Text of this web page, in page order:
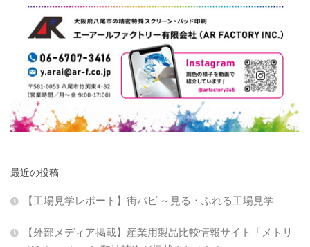
最近の投稿
【工場見学レポート】街パビ ～見る・ふれる工場見学
【外部メディア掲載】産業用製品比較情報サイト「メトリ